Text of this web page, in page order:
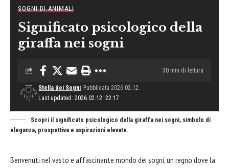
SOGNI DI ANIMALI
Significato psicologico della
giraffa nei sogni
Last updated: 2026.02.12. 22:17
Stella dei Sogni Pubblicata 2026.02.12.
30 min di lettura
Scopri il significato psicologico della giraffa nei sogni, simbolo di
eleganza, prospettiva e aspirazioni elevate.
Benvenuti nel vasto e affascinante mondo dei sogni, un regno dove la